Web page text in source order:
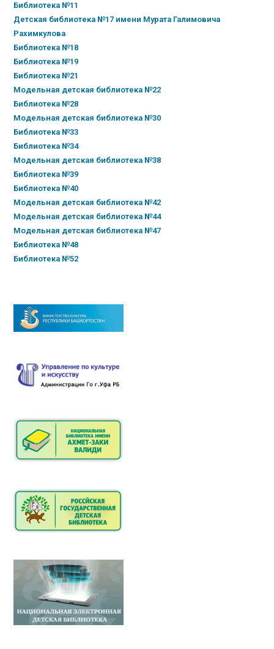
Библиотека №11
Детская библиотека №17 имени Мурата Галимовича
Рахимкулова
Библиотека №18
Библиотека №19
Библиотека №21
Модельная детская библиотека №22
Библиотека №28
Модельная детская библиотека №30
Библиотека №33
Библиотека №34
Модельная детская библиотека №38
Библиотека №39
Библиотека №40
Модельная детская библиотека №42
Модельная детская библиотека №44
Модельная детская библиотека №47
Библиотека №48
Библиотека №52